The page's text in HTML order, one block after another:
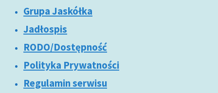
Grupa Jaskółka
Jadłospis
RODO/Dostępność
Polityka Prywatności
Regulamin serwisu